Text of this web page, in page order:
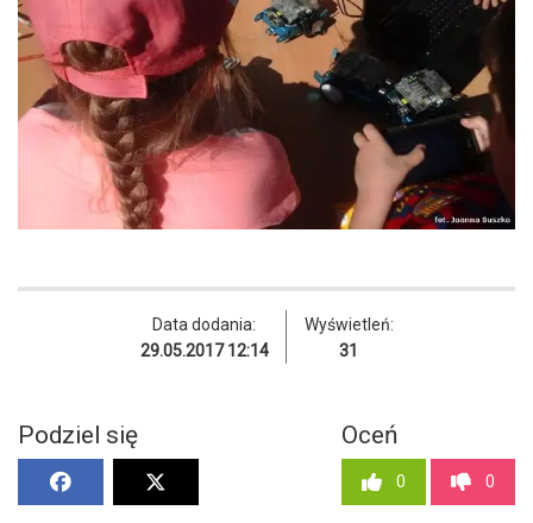
Data dodania:
29.05.2017 12:14
Wyświetleń:
31
Podziel się Oceń
0 0